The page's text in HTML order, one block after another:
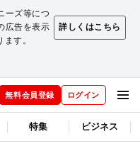
ーズ等につ
広告を表示
す。
詳しくはこちら
無料会員登録 ログイン
特集 ビジネス